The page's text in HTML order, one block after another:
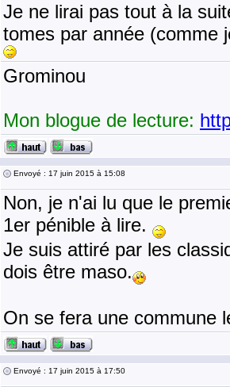
Je ne lirai pas tout à la
tomes par année (comme
Grominou
Mon blogue de lecture:
Envoyé : 17 juin 2015 à 15:08
Non, je n'ai lu que le
1er pénible à lire.
Je suis attiré par les
dois être maso.
On se fera une commune
Envoyé : 17 juin 2015 à 17:50